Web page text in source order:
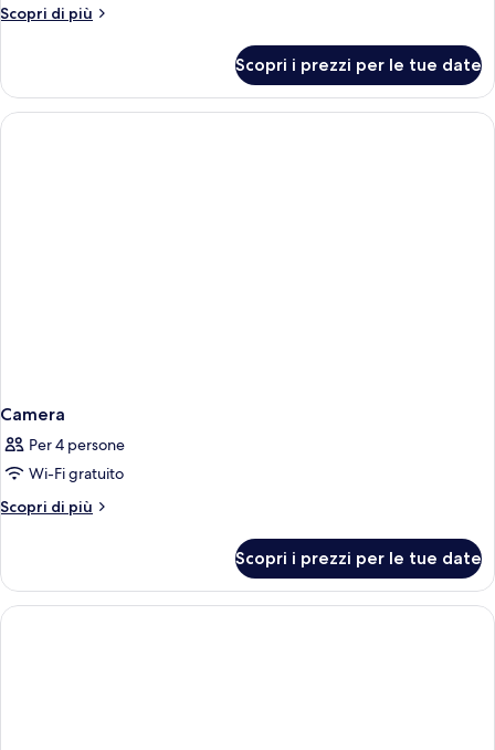
letti
città
Scopri di più
Altri
Deluxe
con
2
Scopri i prezzi per le tue date
Camera
Per 4 persone
Wi-Fi gratuito
Scopri di più
Altri
Scopri i prezzi per le tue date